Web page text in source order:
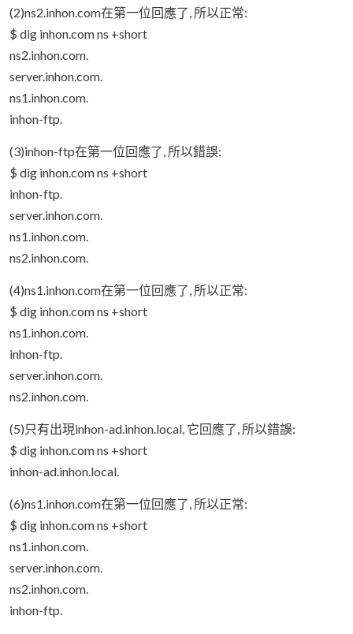
(2)ns2.inhon.com在第一位回應了, 所以正常:
$ dig inhon.com ns +short
ns2.inhon.com.
server.inhon.com.
ns1.inhon.com.
inhon-ftp.
(3)inhon-ftp在第一位回應了, 所以錯誤:
$ dig inhon.com ns +short
inhon-ftp.
server.inhon.com.
ns1.inhon.com.
ns2.inhon.com.
(4)ns1.inhon.com在第一位回應了, 所以正常:
$ dig inhon.com ns +short
ns1.inhon.com.
inhon-ftp.
server.inhon.com.
ns2.inhon.com.
(5)只有出現inhon-ad.inhon.local, 它回應了, 所以錯誤:
$ dig inhon.com ns +short
inhon-ad.inhon.local.
(6)ns1.inhon.com在第一位回應了, 所以正常:
$ dig inhon.com ns +short
ns1.inhon.com.
server.inhon.com.
ns2.inhon.com.
inhon-ftp.